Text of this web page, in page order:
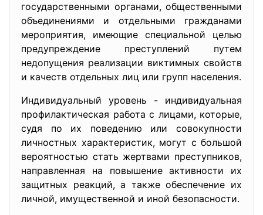
государственными органами, общественными
объединениями и отдельными гражданами
мероприятия, имеющие специальной целью
предупреждение преступлений путем
недопущения реализации виктимных свойств
и качеств отдельных лиц или групп населения.
Индивидуальный уровень - индивидуальная
профилактическая работа с лицами, которые,
судя по их поведению или совокупности
личностных характеристик, могут с большой
вероятностью стать жертвами преступников,
направленная на повышение активности их
защитных реакций, а также обеспечение их
личной, имущественной и иной безопасности.